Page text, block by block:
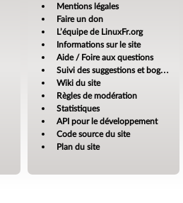
Mentions légales
Faire un don
L’équipe de LinuxFr.org
Informations sur le site
Aide / Foire aux questions
Suivi des suggestions et bogues
Wiki du site
Règles de modération
Statistiques
API pour le développement
Code source du site
Plan du site